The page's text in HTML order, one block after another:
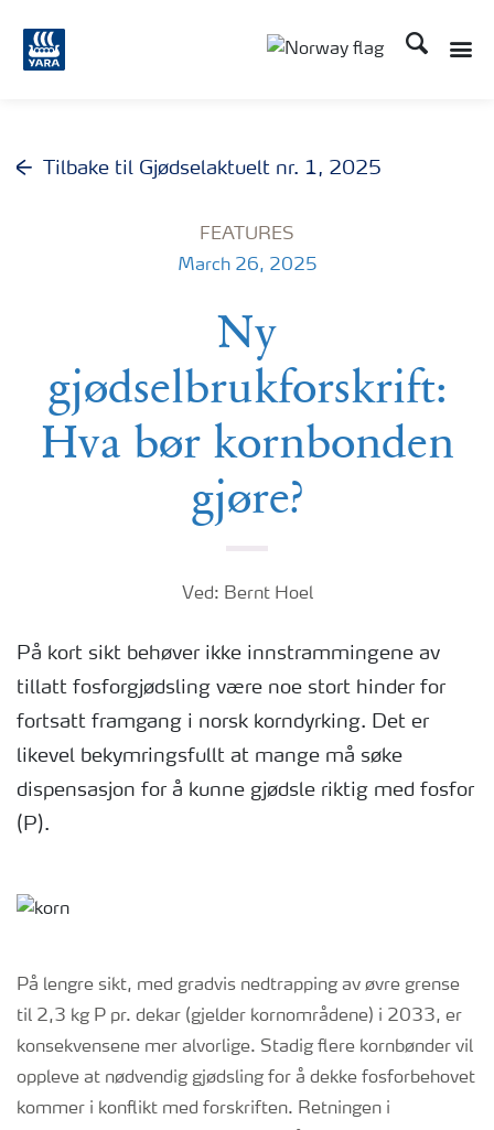
Søk
Tilbake til Gjødselaktuelt nr. 1, 2025
FEATURES
March 26, 2025
Ny
gjødselbrukforskrift:
Hva bør kornbonden
gjøre?
Ved: Bernt Hoel
På kort sikt behøver ikke innstrammingene av
tillatt fosforgjødsling være noe stort hinder for
fortsatt framgang i norsk korndyrking. Det er
likevel bekymringsfullt at mange må søke
dispensasjon for å kunne gjødsle riktig med fosfor
(P).
På lengre sikt, med gradvis nedtrapping av øvre grense
til 2,3 kg P pr. dekar (gjelder kornområdene) i 2033, er
konsekvensene mer alvorlige. Stadig flere kornbønder vil
oppleve at nødvendig gjødsling for å dekke fosforbehovet
kommer i konflikt med forskriften. Retningen i